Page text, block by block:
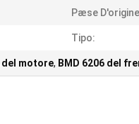
Pæse
Tipo:
del motore, BMD 6206 del